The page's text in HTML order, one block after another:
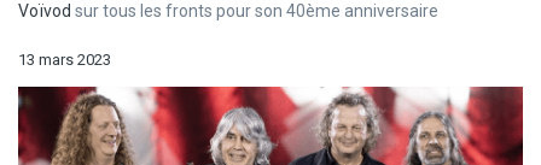
Voïvod sur tous les fronts pour son 40ème anniversaire
13 mars 2023